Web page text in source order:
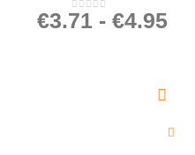
0out of 5
€3.71 - €4.95